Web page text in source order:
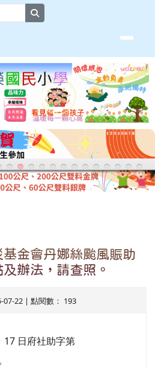
球資訊網
金會丹娜絲颱風賑助
辦法，請查照。
22 | 點閱數： 193
17 日府社助字第